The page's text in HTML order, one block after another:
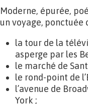
Moderne, épurée,
un voyage, ponctuée
la tour de la
asperge par les
le marché de
le rond-point de
l’avenue de
York ;